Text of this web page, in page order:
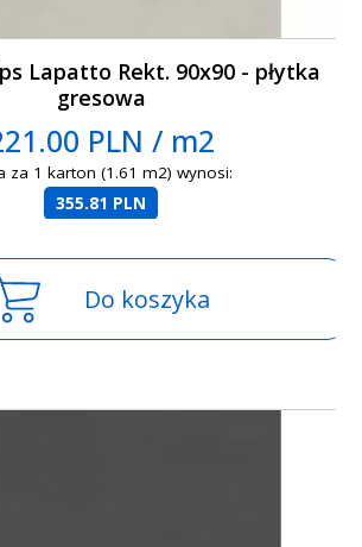
Lapatto Rekt. 90x90 - płytka
gresowa
PLN / m2
za 1 karton (1.61 m2) wynosi:
355.81 PLN
Do koszyka